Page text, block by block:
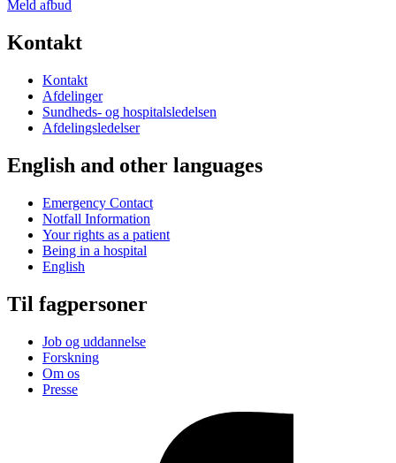
Meld afbud
Kontakt
Kontakt
Afdelinger
Sundheds- og hospitalsledelsen
Afdelingsledelser
English and other languages
Emergency Contact
Notfall Information
Your rights as a patient
Being in a hospital
English
Til fagpersoner
Job og uddannelse
Forskning
Om os
Presse